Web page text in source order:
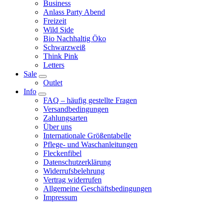
Business
Anlass Party Abend
Freizeit
Wild Side
Bio Nachhaltig Öko
Schwarzweiß
Think Pink
Letters
Sale
Outlet
Info
FAQ – häufig gestellte Fragen
Versandbedingungen
Zahlungsarten
Über uns
Internationale Größentabelle
Pflege- und Waschanleitungen
Fleckenfibel
Datenschutzerklärung
Widerrufsbelehrung
Vertrag widerrufen
Allgemeine Geschäftsbedingungen
Impressum